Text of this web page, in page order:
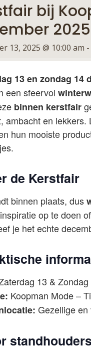
bij
2025
13, 2025 @ 10:00 am -
13 en zondag 14
een sfeervol
binnen kerstfair
ambacht en
hun mooiste
de Kerstfair
binnen plaats, dus
op te doen
je het echte
13 &
Koopman Mode –
Gezellige
standhouders